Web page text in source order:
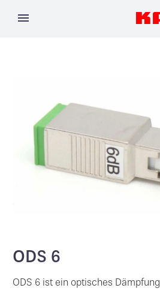
ODS 6
ODS 6 ist ein optisches